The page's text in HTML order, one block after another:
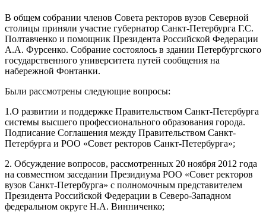
В общем собрании членов Совета ректоров вузов Северной
столицы приняли участие губернатор Санкт-Петербурга Г.С.
Полтавченко и помощник Президента Российской Федерации
А.А. Фурсенко. Собрание состоялось в здании Петербургского
государственного университета путей сообщения на
набережной Фонтанки.
Были рассмотрены следующие вопросы:
1.О развитии и поддержке Правительством Санкт-Петербурга
системы высшего профессионального образования города.
Подписание Соглашения между Правительством Санкт-
Петербурга и РОО «Совет ректоров Санкт-Петербурга»;
2. Обсуждение вопросов, рассмотренных 20 ноября 2012 года
на совместном заседании Президиума РОО «Совет ректоров
вузов Санкт-Петербурга» с полномочным представителем
Президента Российской Федерации в Северо-Западном
федеральном округе Н.А. Винниченко;